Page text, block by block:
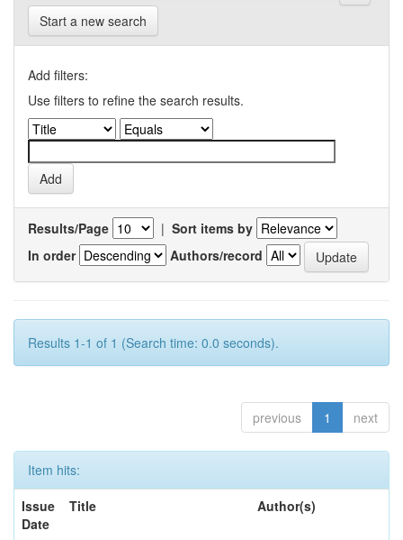
Start a new search
Add filters:
Use filters to refine the search results.
Results/Page | Sort items by
In order
Authors/record
Results 1-1 of 1 (Search time: 0.0 seconds).
previous 1 next
Item hits:
Issue
Date
Title Author(s)